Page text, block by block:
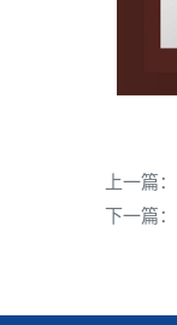
上一篇：
下一篇：